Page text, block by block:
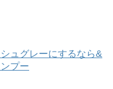
ュグレーにするなら&
プー